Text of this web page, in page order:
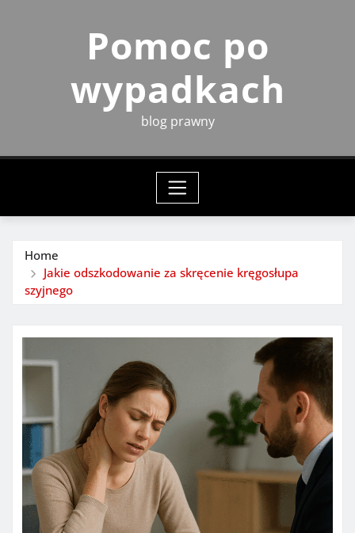
Pomoc po
wypadkach
blog prawny
Home
Jakie odszkodowanie za skręcenie kręgosłupa
szyjnego